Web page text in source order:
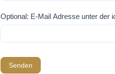
Optional: E-Mail Adresse unter der
Senden